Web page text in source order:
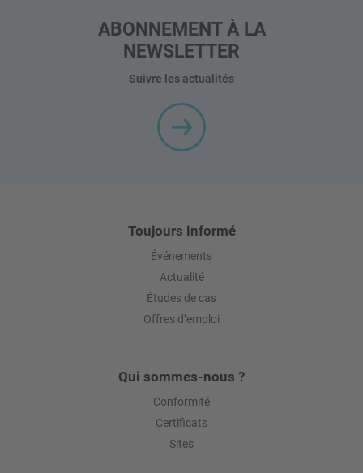
ABONNEMENT À LA
NEWSLETTER
Suivre les actualités
Toujours informé
Événements
Actualité
Études de cas
Offres d’emploi
Qui sommes-nous ?
Conformité
Certificats
Sites